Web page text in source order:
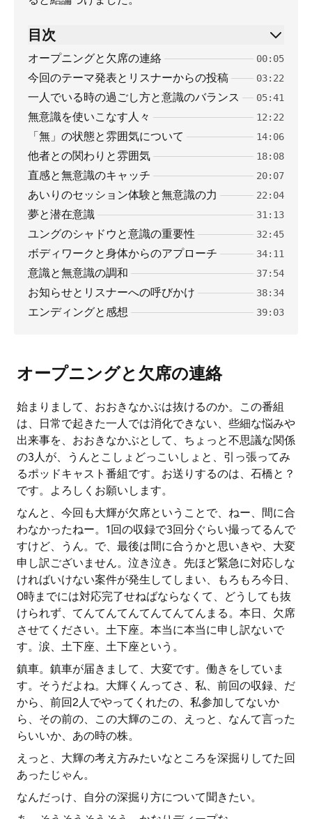
目次
オープニングと欠席の連絡 00:05
今回のテーマ発表とリスナーからの投稿 03:22
一人でいる時の過ごし方と意識のバランス 05:41
無意識を使いこなす人々 12:22
「無」の状態と雰囲気について 14:06
他者との関わりと雰囲気 18:08
直感と無意識のキャッチ 20:07
あいりのセッション体験と無意識の力 22:04
夢と潜在意識 31:13
ユングのシャドウと意識の重要性 32:45
ボディワークと身体からのアプローチ 34:11
意識と無意識の調和 37:54
お知らせとリスナーへの呼びかけ 38:34
エンディングと感想 39:03
オープニングと欠席の連絡
始まりまして、おおきなかぶは抜けるのか。この番組
は、日常で起きた一人では消化できない、些細な悩みや
出来事を、おおきなかぶとして、ちょっと不思議な関係
の3人が、うんとこしょどっこいしょと、引っ張ってみ
るポッドキャスト番組です。お送りするのは、石橋と？
です。よろしくお願いします。
なんと、今回も大輝が欠席ということで、ねー、間に合
わなかったねー。1回の収録で3回分ぐらい撮ってるんで
すけど、うん。で、最後は間に合うかと思いきや、大変
申し訳ございません。泣き泣き。先ほど緊急に対応しな
ければいけない案件が発生してしまい、もろもろ今日、
0時までには対応完了せねばならなくて、どうしても抜
けられず、てんてんてんてんてんてんまる。本日、欠席
させてください。土下座。本当に本当に申し訳ないで
す。涙、土下座、土下座という。
鎮車。鎮車が届きまして、大変です。働きをしていま
す。そうだよね。大輝くんってさ、私、前回の収録、だ
から、前回2人でやってくれたの、私参加してないか
ら、その前の、この大輝のこの、えっと、なんて言った
らいいか、あの時の株。
えっと、大輝の考え方みたいなところを深掘りしてた回
あったじゃん。
なんだっけ、自分の深掘り方について聞きたい。